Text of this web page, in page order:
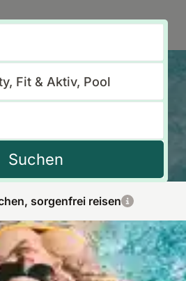
Suchen
sorgenfrei reisen
Hotel mit Pool in Bremen